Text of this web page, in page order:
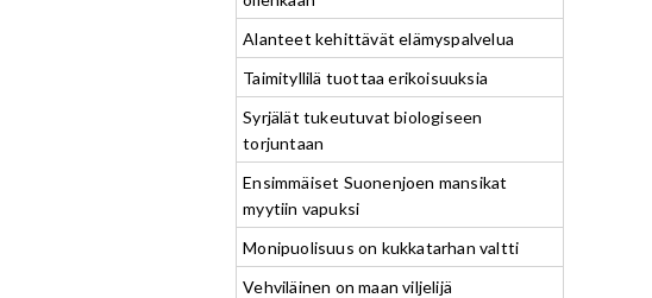
Alanteet kehittävät elämyspalvelua
Taimityllilä tuottaa erikoisuuksia
Syrjälät tukeutuvat biologiseen
torjuntaan
Ensimmäiset Suonenjoen mansikat
myytiin vapuksi
Monipuolisuus on kukkatarhan valtti
Vehviläinen on maan viljelijä